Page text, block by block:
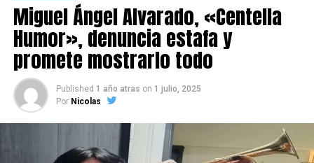
Miguel Ángel Alvarado, «Centella
Humor», denuncia estafa y
promete mostrarlo todo
Published 1 año atras on 1 julio, 2025
Por Nicolas